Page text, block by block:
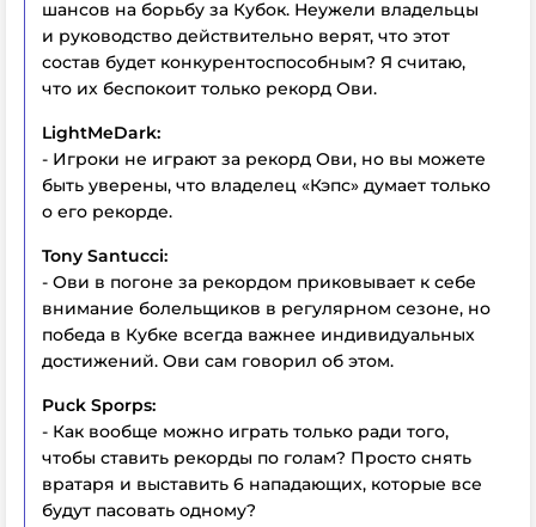
шансов на борьбу за Кубок. Неужели владельцы
и руководство действительно верят, что этот
состав будет конкурентоспособным? Я считаю,
что их беспокоит только рекорд Ови.
LightMeDark:
- Игроки не играют за рекорд Ови, но вы можете
быть уверены, что владелец «Кэпс» думает только
о его рекорде.
Tony Santucci:
- Ови в погоне за рекордом приковывает к себе
внимание болельщиков в регулярном сезоне, но
победа в Кубке всегда важнее индивидуальных
достижений. Ови сам говорил об этом.
Puck Sporps:
- Как вообще можно играть только ради того,
чтобы ставить рекорды по голам? Просто снять
вратаря и выставить 6 нападающих, которые все
будут пасовать одному?